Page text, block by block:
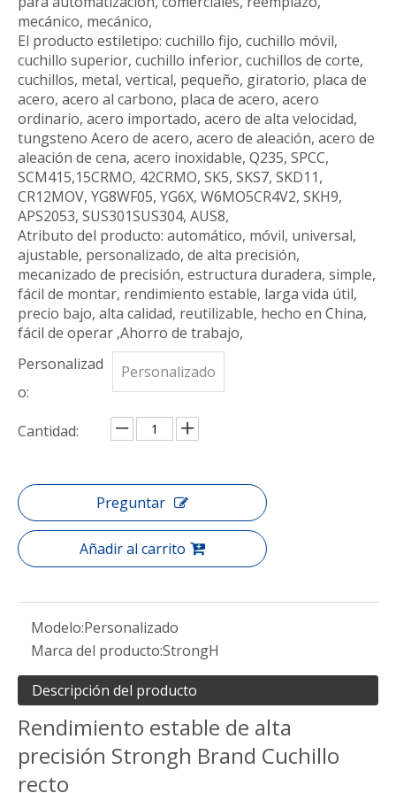
mecánico, mecánico,
El producto estiletipo: cuchillo fijo, cuchillo móvil,
cuchillo superior, cuchillo inferior, cuchillos de corte,
cuchillos, metal, vertical, pequeño, giratorio, placa de
acero, acero al carbono, placa de acero, acero
ordinario, acero importado, acero de alta velocidad,
tungsteno Acero de acero, acero de aleación, acero de
aleación de cena, acero inoxidable, Q235, SPCC,
SCM415,15CRMO, 42CRMO, SK5, SKS7, SKD11,
CR12MOV, YG8WF05, YG6X, W6MO5CR4V2, SKH9,
APS2053, SUS301SUS304, AUS8,
Atributo del producto: automático, móvil, universal,
ajustable, personalizado, de alta precisión,
mecanizado de precisión, estructura duradera, simple,
fácil de montar, rendimiento estable, larga vida útil,
precio bajo, alta calidad, reutilizable, hecho en China,
fácil de operar ,Ahorro de trabajo,
Personalizad
o:
Personalizado
Cantidad:
Preguntar
Añadir al carrito
Modelo:Personalizado
Marca del producto:StrongH
Descripción del producto
Rendimiento estable de alta
precisión Strongh Brand Cuchillo
recto